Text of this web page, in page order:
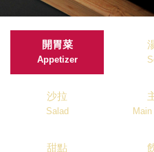
開胃菜
Appetizer
沙拉
Salad
甜點